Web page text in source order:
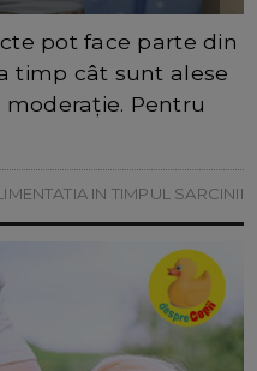
pot face parte din
timp cât sunt alese
Pentru
IN TIMPUL SARCINII